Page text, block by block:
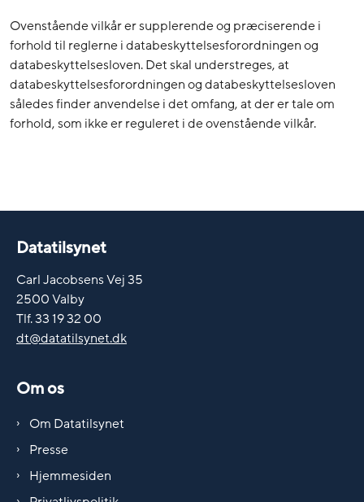
Ovenstående vilkår er supplerende og præciserende i
forhold til reglerne i databeskyttelsesforordningen og
databeskyttelsesloven. Det skal understreges, at
databeskyttelsesforordningen og databeskyttelsesloven
således finder anvendelse i det omfang, at der er tale om
forhold, som ikke er reguleret i de ovenstående vilkår.
Datatilsynet
Carl Jacobsens Vej 35
2500 Valby
Tlf. 33 19 32 00
dt@datatilsynet.dk
Om os
Om Datatilsynet
Presse
Hjemmesiden